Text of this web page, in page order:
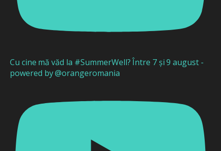
Cu cine mă văd la #SummerWell? Între 7 și 9 august -
powered by @orangeromania